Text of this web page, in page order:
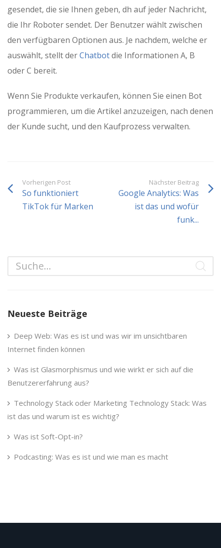
gesendet, die sie Ihnen geben, dh auf jeder Nachricht,
die Ihr Roboter sendet. Der Benutzer wählt zwischen
den verfügbaren Optionen aus. Je nachdem, welche er
auswählt, stellt derChatbotdie Informationen A, B
oder C bereit.
Wenn Sie Produkte verkaufen, können Sie einen Bot
programmieren, um die Artikel anzuzeigen, nach denen
der Kunde sucht, und den Kaufprozess verwalten.
Vorherigen Post
So funktioniert
TikTok für Marken
Nächster Beitrag
Google Analytics: Was
ist das und wofür
funk...
Neueste Beiträge
Deep Web: Was es ist und was wir im unsichtbaren
Internet finden können
Was ist Glasmorphismus und wie wirkt er sich auf die
Benutzererfahrung aus?
Technology Stack oder Marketing Technology Stack: Was
ist das und warum ist es wichtig?
Was ist Soft-Opt-in?
Podcasting: Was es ist und wie man es macht